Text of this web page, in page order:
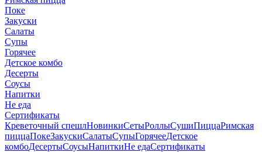
Поке
Закуски
Салаты
Супы
Горячее
Детское комбо
Десерты
Соусы
Напитки
Не еда
Сертификаты
Креветочный спешлНовинкиСетыРоллыСушиПиццаРимская
пиццаПокеЗакускиСалатыСупыГорячееДетское
комбоДесертыСоусыНапиткиНе едаСертификаты